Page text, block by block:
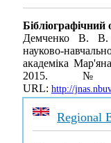
Бібліографічний
Демченко В. В.
науково-
академіка
2015.
URL: http://
Regional